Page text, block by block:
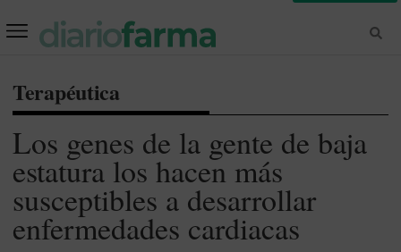
Terapéutica
Los genes de la gente de baja
estatura los hacen más
susceptibles a desarrollar
enfermedades cardiacas